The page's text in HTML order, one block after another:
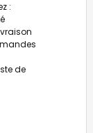
:
de